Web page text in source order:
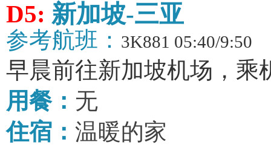
D5: 新加坡-三亚
参考航班： 3K881 05:40/9:50
早晨前往新加坡机场，乘
用餐： 无
住宿： 温暖的家